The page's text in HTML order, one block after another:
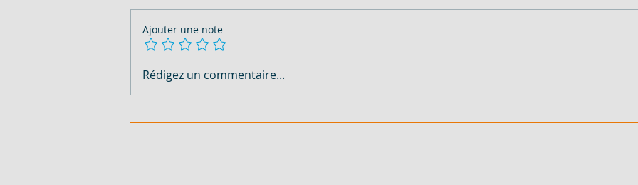
150 HECTARES AVEC TF - EN
VENTE - COTE D'IVOIRE -
FCFA/M²
- COTE D'IVOIRE - ABDJAN -
000 000 FCFA
Ajouter une note
Rédigez un commentaire...